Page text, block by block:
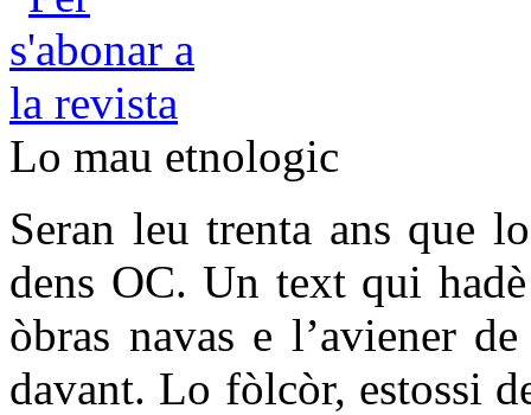
Lo mau etnologic
Seran leu trenta ans que
dens OC. Un text qui
òbras navas e l’aviener
davant. Lo fòlcòr, estossi